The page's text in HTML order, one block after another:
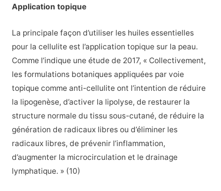
Application topique
La principale façon d’utiliser les huiles essentielles
pour la cellulite est l’application topique sur la peau.
Comme l’indique une étude de 2017, « Collectivement,
les formulations botaniques appliquées par voie
topique comme anti-cellulite ont l’intention de réduire
la lipogenèse, d’activer la lipolyse, de restaurer la
structure normale du tissu sous-cutané, de réduire la
génération de radicaux libres ou d’éliminer les
radicaux libres, de prévenir l’inflammation,
d’augmenter la microcirculation et le drainage
lymphatique. » (10)